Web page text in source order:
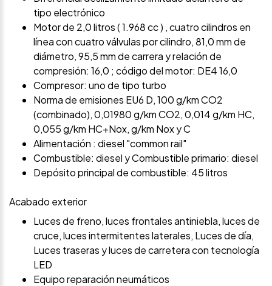
tipo electrónico
Motor de 2,0 litros ( 1.968 cc ) , cuatro cilindros en
línea con cuatro válvulas por cilindro, 81,0 mm de
diámetro, 95,5 mm de carrera y relación de
compresión: 16,0 ; código del motor: DE4 16,0
Compresor: uno de tipo turbo
Norma de emisiones EU6 D, 100 g/km CO2
(combinado), 0,01980 g/km CO2, 0,014 g/km HC,
0,055 g/km HC+Nox, g/km Nox y C
Alimentación : diesel "common rail"
Combustible: diesel y Combustible primario: diesel
Depósito principal de combustible: 45 litros
Acabado exterior
Luces de freno, luces frontales antiniebla, luces de
cruce, luces intermitentes laterales, Luces de día,
Luces traseras y luces de carretera con tecnología
LED
Equipo reparación neumáticos